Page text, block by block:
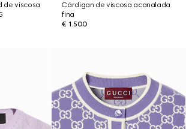
de viscosa
Cárdigan de viscosa acanalada
fina
€ 1.500